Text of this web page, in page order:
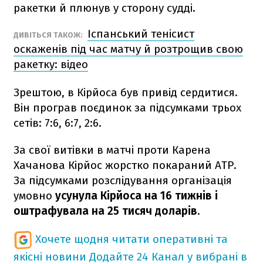
ракетки й плюнув у сторону судді.
ДИВІТЬСЯ ТАКОЖ:
Іспанський тенісист
оскаженів під час матчу й розтрощив свою
ракетку: відео
Зрештою, в Кірйоса був привід сердитися.
Він програв поєдинок за підсумками трьох
сетів: 7:6, 6:7, 2:6.
За свої витівки в матчі проти Карена
Хачанова Кірйос жорстко покараний ATP.
За підсумками розслідування організація
умовно усунула Кірйоса на 16 тижнів і
оштрафувала на 25 тисяч доларів.
Хочете щодня читати оперативні та
якісні новини Додайте 24 Канал у вибрані в